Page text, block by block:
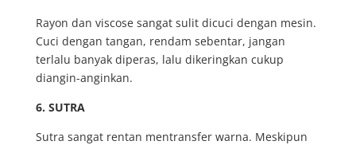
Rayon dan viscose sangat sulit dicuci dengan mesin.
Cuci dengan tangan, rendam sebentar, jangan
terlalu banyak diperas, lalu dikeringkan cukup
diangin-anginkan.
6. SUTRA
Sutra sangat rentan mentransfer warna. Meskipun